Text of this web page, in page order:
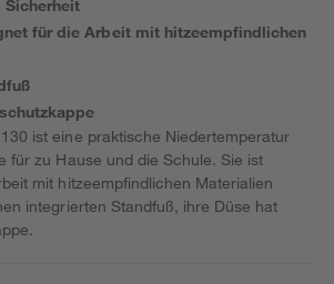
Sicherheit
für die Arbeit mit hitzeempfindlichen
ist eine praktische Niedertemperatur
für zu Hause und die Schule. Sie ist
mit hitzeempfindlichen Materialien
integrierten Standfuß, ihre Düse hat